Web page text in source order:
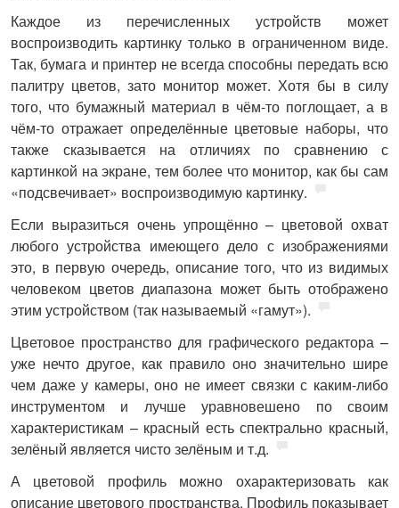
Каждое из перечисленных устройств может
воспроизводить картинку только в ограниченном виде.
Так, бумага и принтер не всегда способны передать всю
палитру цветов, зато монитор может. Хотя бы в силу
того, что бумажный материал в чём-то поглощает, а в
чём-то отражает определённые цветовые наборы, что
также сказывается на отличиях по сравнению с
картинкой на экране, тем более что монитор, как бы сам
«подсвечивает» воспроизводимую картинку.
Если выразиться очень упрощённо – цветовой охват
любого устройства имеющего дело с изображениями
это, в первую очередь, описание того, что из видимых
человеком цветов диапазона может быть отображено
этим устройством (так называемый «гамут»).
Цветовое пространство для графического редактора –
уже нечто другое, как правило оно значительно шире
чем даже у камеры, оно не имеет связки с каким-либо
инструментом и лучше уравновешено по своим
характеристикам – красный есть спектрально красный,
зелёный является чисто зелёным и т.д.
А цветовой профиль можно охарактеризовать как
описание цветового пространства. Профиль показывает